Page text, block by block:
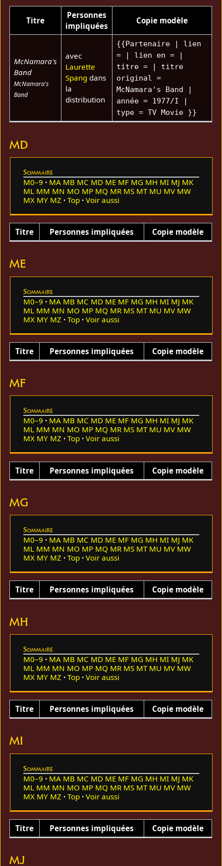
Titre
Personnes
impliquées
Copie modèle
McNamara's
Band
McNamara's
Band
avec
Laurette
Spang dans
la
distribution
{{Partenaire | lien
= | lien en = |
titre = | titre
original =
McNamara's Band |
année = 1977/I |
type = TV Movie }}
MD
Sommaire
M0–9 MA MB MC MD ME MF MG MH MI MJ MK
ML MM MN MO MP MQ MR MS MT MU MV MW
MX MY MZ Top Voir aussi
Titre Personnes impliquées Copie modèle
ME
Sommaire
M0–9 MA MB MC MD ME MF MG MH MI MJ MK
ML MM MN MO MP MQ MR MS MT MU MV MW
MX MY MZ Top Voir aussi
Titre Personnes impliquées Copie modèle
MF
Sommaire
M0–9 MA MB MC MD ME MF MG MH MI MJ MK
ML MM MN MO MP MQ MR MS MT MU MV MW
MX MY MZ Top Voir aussi
Titre Personnes impliquées Copie modèle
MG
Sommaire
M0–9 MA MB MC MD ME MF MG MH MI MJ MK
ML MM MN MO MP MQ MR MS MT MU MV MW
MX MY MZ Top Voir aussi
Titre Personnes impliquées Copie modèle
MH
Sommaire
M0–9 MA MB MC MD ME MF MG MH MI MJ MK
ML MM MN MO MP MQ MR MS MT MU MV MW
MX MY MZ Top Voir aussi
Titre Personnes impliquées Copie modèle
MI
Sommaire
M0–9 MA MB MC MD ME MF MG MH MI MJ MK
ML MM MN MO MP MQ MR MS MT MU MV MW
MX MY MZ Top Voir aussi
Titre Personnes impliquées Copie modèle
MJ